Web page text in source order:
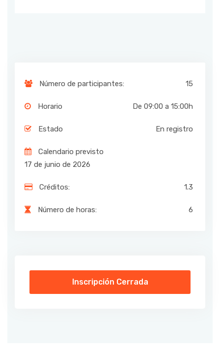
Número de participantes: 15
Horario De 09:00 a 15:00h
Estado En registro
Calendario previsto
17 de junio de 2026
Créditos: 1.3
Número de horas: 6
Inscripción Cerrada